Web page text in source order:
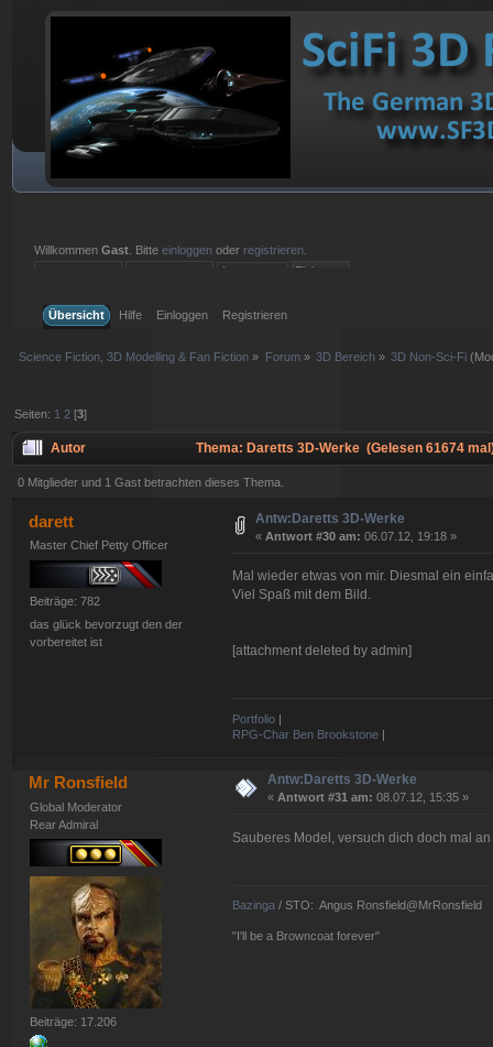
WillkommenGast . Bitteeinloggen oder registrieren
Übersicht
Hilfe Einloggen Registrieren
Science Fiction, 3D Modelling & Fan Fiction » Forum» 3D Bereich » 3D Non-Sci-Fi
Seiten: 1 2 [3]
Autor Thema: Daretts 3D-Werke (Gelesen 61674
0 Mitglieder und 1 Gast betrachten dieses Thema.
darett
Master Chief Petty Officer
Beiträge: 782
das glück bevorzugt den der
vorbereitet ist
Antw:Daretts 3D-Werke
« Antwort #30 am: 06.07.12, 19:18 »
Mal wieder etwas von mir. Diesmal ein
Viel Spaß mit dem Bild.
[attachment deleted by admin]
Portfolio|
RPG-Char Ben Brookstone|
Mr Ronsfield
Global Moderator
Rear Admiral
Beiträge: 17.206
Antw:Daretts 3D-Werke
« Antwort #31 am: 08.07.12, 15:35 »
Sauberes Model, versuch dich doch mal
Bazinga/ STO: Angus Ronsfield@MrRonsfield
"I'll be a Browncoat forever"